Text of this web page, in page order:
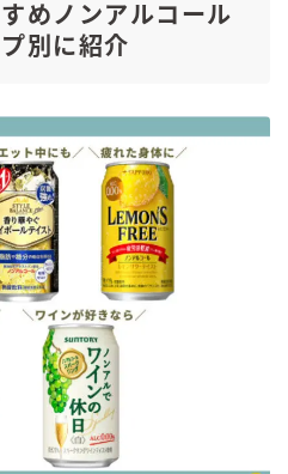
めノンアルコール
別に紹介